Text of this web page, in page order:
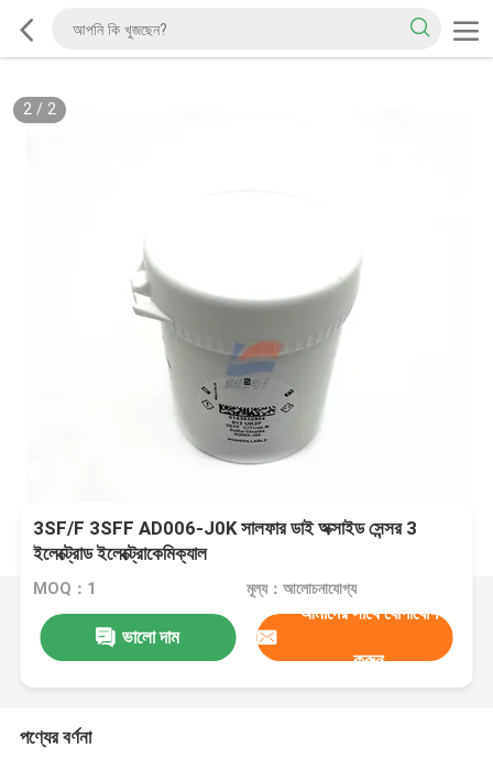
2/ 2
3SF/F 3SFF AD006-J0K সালফার ডাই অক্সাইড সেন্সর 3
ইলেক্ট্রোড ইলেক্ট্রোকেমিক্যাল
MOQ：1 মূল্য：আলোচনাযোগ্য
ভালো দাম
আমাদের সাথে যোগাযোগ
করুন
পণ্যের বর্ণনা